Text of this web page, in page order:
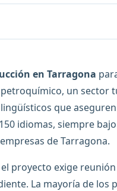
en Tarragona
un sector
que
idiomas, siempre
de Tarragona.
proyecto exige
La mayoría de los